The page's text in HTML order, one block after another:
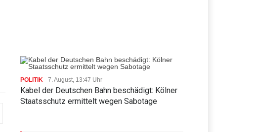
POLITIK 7. August, 13:47 Uhr
Kabel der Deutschen Bahn beschädigt: Kölner
Staatsschutz ermittelt wegen Sabotage